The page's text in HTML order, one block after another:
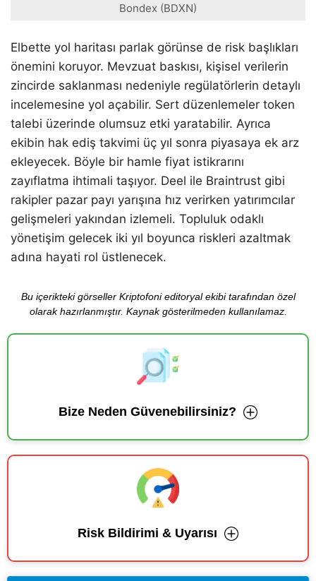
Bondex (BDXN)
Elbette yol haritası parlak görünse de risk başlıkları
önemini koruyor. Mevzuat baskısı, kişisel verilerin
zincirde saklanması nedeniyle regülatörlerin detaylı
incelemesine yol açabilir. Sert düzenlemeler token
talebi üzerinde olumsuz etki yaratabilir. Ayrıca
ekibin hak ediş takvimi üç yıl sonra piyasaya ek arz
ekleyecek. Böyle bir hamle fiyat istikrarını
zayıflatma ihtimali taşıyor. Deel ile Braintrust gibi
rakipler pazar payı yarışına hız verirken yatırımcılar
gelişmeleri yakından izlemeli. Topluluk odaklı
yönetişim gelecek iki yıl boyunca riskleri azaltmak
adına hayati rol üstlenecek.
Bu içerikteki görseller Kriptofoni editoryal ekibi tarafından özel
olarak hazırlanmıştır. Kaynak gösterilmeden kullanılamaz.
Bize Neden Güvenebilirsiniz?
Risk Bildirimi & Uyarısı